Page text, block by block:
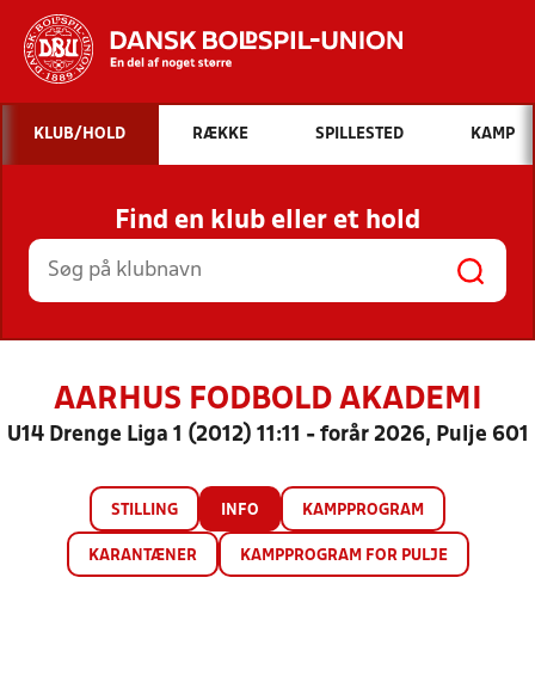
Hvad vil du søge efter?
INDHOLD OG NYHEDER
STILLINGER, RESULTATER, KLUBBER OG
HOLD
KLUB/HOLD RÆKKE SPILLESTED KAMP
Find en klub eller et hold
AARHUS FODBOLD AKADEMI
U14 Drenge Liga 1 (2012) 11:11 - forår 2026, Pulje 601
STILLING INFO KAMPPROGRAM
KARANTÆNER KAMPPROGRAM FOR PULJE